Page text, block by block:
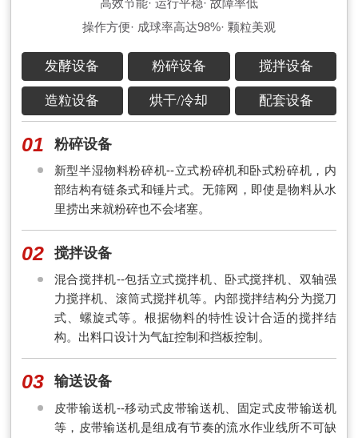
操作方便· 成球率高达98%· 颗粒美观
发酵设备 粉碎设备 搅拌设备
造粒设备 烘干/冷却 配套设备
01 粉碎设备
新型半湿物料粉碎机--立式粉碎机和卧式粉碎机，内
部结构有链条式和锤片式。无筛网，即使是物料从水
里捞出来就粉碎也不会堵塞。
02 搅拌设备
混合搅拌机--包括立式搅拌机、卧式搅拌机、双轴强
力搅拌机、滚筒式搅拌机等。内部搅拌结构分为搅刀
式、螺旋式等。根据物料的特性设计合适的搅拌结
构。出料口设计为气缸控制和挡板控制。
03 输送设备
皮带输送机--移动式皮带输送机、固定式皮带输送机
等，皮带输送机是组成有节奏的流水作业线所不可缺